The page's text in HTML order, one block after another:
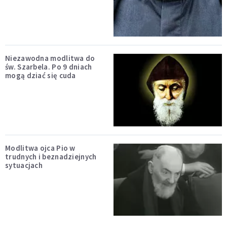
Niezawodna modlitwa do
św. Szarbela. Po 9 dniach
mogą dziać się cuda
Modlitwa ojca Pio w
trudnych i beznadziejnych
sytuacjach